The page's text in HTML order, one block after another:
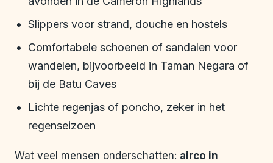
Slippers voor strand, douche en hostels
Comfortabele schoenen of sandalen voor
wandelen, bijvoorbeeld in Taman Negara of
bij de Batu Caves
Lichte regenjas of poncho, zeker in het
regenseizoen
Wat veel mensen onderschatten: airco in